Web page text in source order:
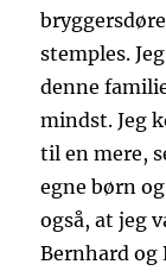
stemples.
denne
mindst. Jeg
til en mere,
egne børn
også, at jeg
Bernhard og